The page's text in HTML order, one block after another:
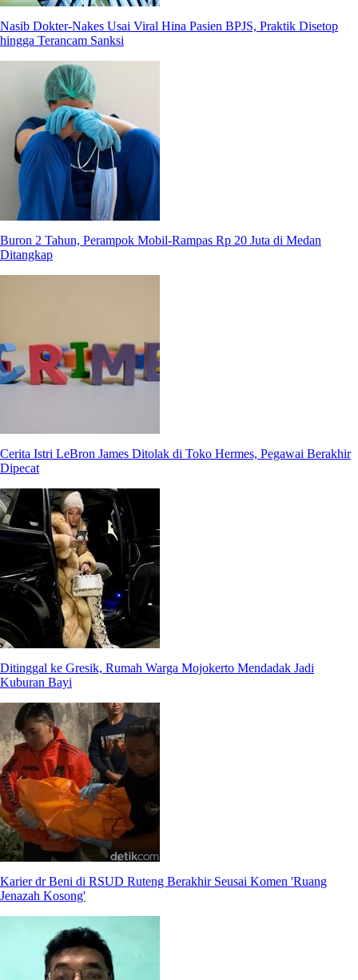
Nasib Dokter-Nakes Usai Viral Hina Pasien BPJS, Praktik Disetop
hingga Terancam Sanksi
Buron 2 Tahun, Perampok Mobil-Rampas Rp 20 Juta di Medan
Ditangkap
Cerita Istri LeBron James Ditolak di Toko Hermes, Pegawai Berakhir
Dipecat
Ditinggal ke Gresik, Rumah Warga Mojokerto Mendadak Jadi
Kuburan Bayi
Karier dr Beni di RSUD Ruteng Berakhir Seusai Komen 'Ruang
Jenazah Kosong'